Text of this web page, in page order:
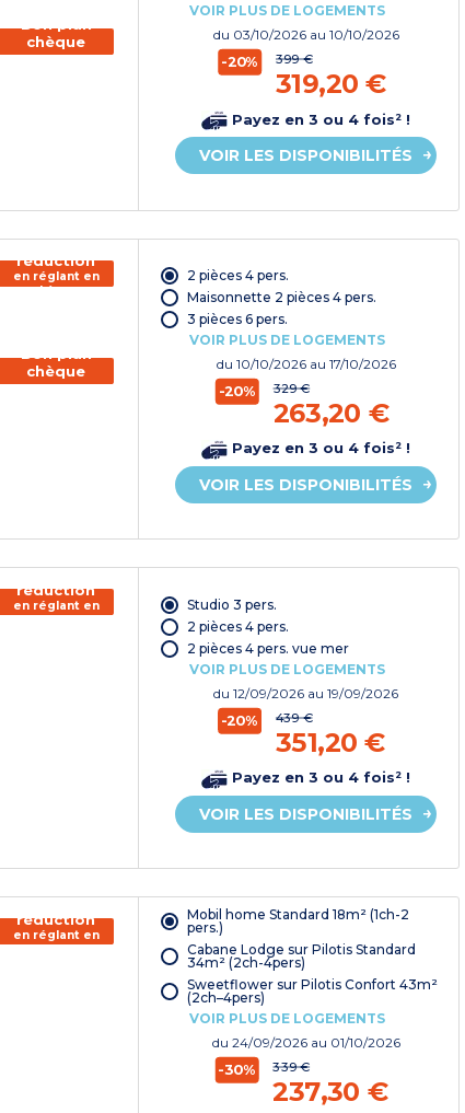
chèque
vacances
VOIR PLUS DE LOGEMENTS
du 03/10/2026 au 10/10/2026
-20% 399 €
319,20 €
Payez en 3 ou 4 fois² !
VOIR LES DISPONIBILITÉS
150€ de
réduction
en réglant en
chèque
chèque
vacances
2 pièces 4 pers.
Maisonnette 2 pièces 4 pers.
3 pièces 6 pers.
VOIR PLUS DE LOGEMENTS
du 10/10/2026 au 17/10/2026
-20% 329 €
263,20 €
Payez en 3 ou 4 fois² !
VOIR LES DISPONIBILITÉS
150€ de
réduction
en réglant en
chèque
Studio 3 pers.
2 pièces 4 pers.
2 pièces 4 pers. vue mer
VOIR PLUS DE LOGEMENTS
du12/09/2026 au 19/09/2026
-20% 439 €
351,20 €
Payez en 3 ou 4 fois² !
VOIR LES DISPONIBILITÉS
150€ de
réduction
en réglant en
chèque
Mobil home Standard 18m² (1ch-2
pers.)
Cabane Lodge sur Pilotis Standard
34m² (2ch-4pers)
Sweetflower sur Pilotis Confort 43m²
(2ch–4pers)
VOIR PLUS DE LOGEMENTS
du 24/09/2026 au 01/10/2026
-30% 339 €
237,30 €